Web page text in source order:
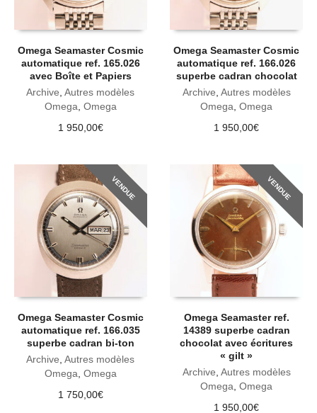
Omega Seamaster Cosmic
automatique ref. 165.026
avec Boîte et Papiers
Archive ,Autres modèles
Omega Omega
1 950,00€
Omega Seamaster Cosmic
automatique ref. 166.026
superbe cadran chocolat
Archive Autres modèles
Omega ,Omega
1 950,00€
VENDUE
Omega Seamaster Cosmic
automatique ref. 166.035
superbe cadran bi-ton
Archive,Autres modèles
Omega, Omega
1 750,00€
VENDUE
Omega Seamaster ref.
14389 superbe cadran
chocolat avec écritures
« gilt »
Archive, Autres modèles
Omega,Omega
1 950,00€